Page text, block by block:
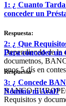
1: ¿ Cuanto
conceder un
Respuesta:
Dependiendo de la
documetnos,
unos 5 dís en
2: ¿ Que
Para conceder un
Respuesta
BANCO
Requisitos y
3: ¿ Concede
Nómina ni Aval?